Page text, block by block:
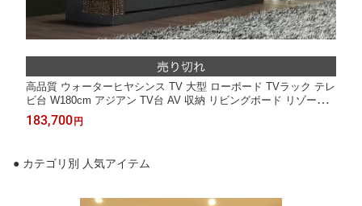
高品質 ウォーターヒヤシンス TV 大型 ローボード TVラック テレ
ビ台 W180cm アジアン TV台 AV 収納 リビングボード リゾート
バリ 高級 アジアン家具 ナチュラル モダン ハワイアン PERFOR
MAX 【在庫販売品・ご予約注文】
183,700 円
● カテゴリ別 人気アイテム